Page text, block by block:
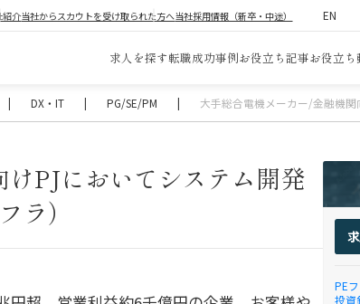
紹介当社からスカウトを受け取られた方へ当社採用情報（新卒・中途） EN
求人を探す転職成功事例お役立ち記事お役立ち
| DX・IT | PG/SE/PM | 大手総合電機メーカー/金融機関
PJにおいてシステム開発
ラ）
PE
投資